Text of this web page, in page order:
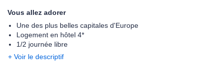
Vous allez adorer
Une des plus belles capitales d'Europe
Logement en hôtel 4*
1/2 journée libre
+ Voir le descriptif